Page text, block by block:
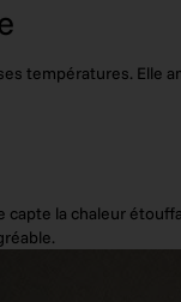
températures. Elle
capte la chaleur